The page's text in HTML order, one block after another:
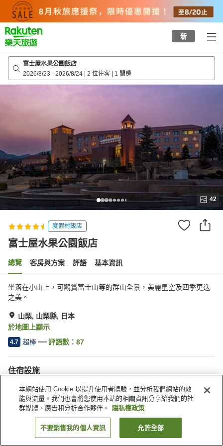
top
page
新
富士屋水果公園飯店
2026/8/23 - 2026/8/24 | 2 位住客 | 1 間房
42
度假村飯店
富士屋水果公園飯店
總覽 客房與方案 評語 基本資訊
坐落在小山上，可觀賞富士山等的群山全景，美麗星空及四季更迭
之美。
山梨, 山梨縣, 日本
於地圖上顯示
4.7 超棒 評語數： 87
住宿設施
停車場
三溫暖
Spa／美容沙龍
餐廳
找客房
本網站使用 Cookie 以提升使用者體驗，並分析我們網站的效
能與流量。我們也會將您使用本站的相關資訊分享給我們的社
群媒體、廣告和分析合作夥伴。
隱私權政策
不要銷售我的個人資訊 允許全部